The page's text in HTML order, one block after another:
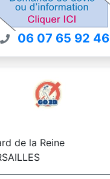
06 07 65 92 46
de la Reine